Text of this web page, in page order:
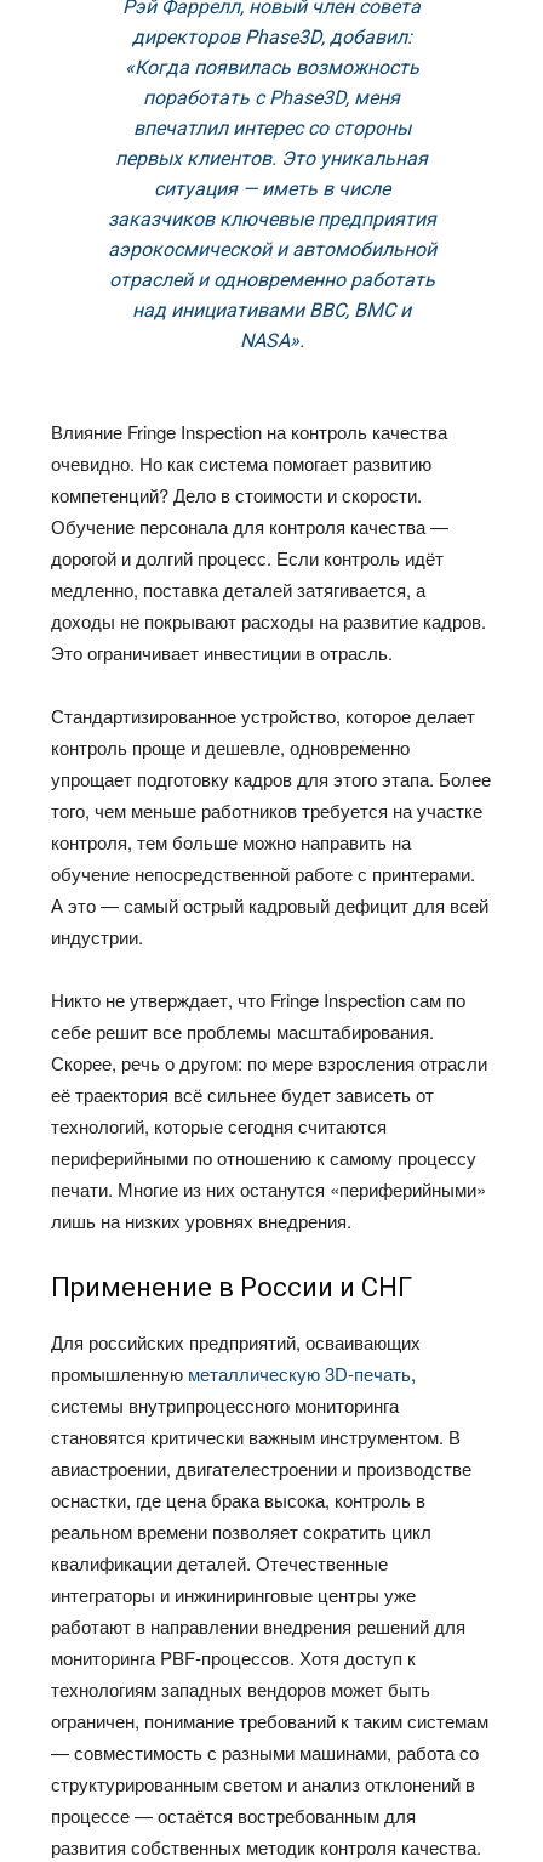
Рэй Фаррелл, новый член совета
директоров Phase3D, добавил:
«Когда появилась возможность
поработать с Phase3D, меня
впечатлил интерес со стороны
первых клиентов. Это уникальная
ситуация — иметь в числе
заказчиков ключевые предприятия
аэрокосмической и автомобильной
отраслей и одновременно работать
над инициативами ВВС, ВМС и
NASA».
Влияние Fringe Inspection на контроль качества
очевидно. Но как система помогает развитию
компетенций? Дело в стоимости и скорости.
Обучение персонала для контроля качества —
дорогой и долгий процесс. Если контроль идёт
медленно, поставка деталей затягивается, а
доходы не покрывают расходы на развитие кадров.
Это ограничивает инвестиции в отрасль.
Стандартизированное устройство, которое делает
контроль проще и дешевле, одновременно
упрощает подготовку кадров для этого этапа. Более
того, чем меньше работников требуется на участке
контроля, тем больше можно направить на
обучение непосредственной работе с принтерами.
А это — самый острый кадровый дефицит для всей
индустрии.
Никто не утверждает, что Fringe Inspection сам по
себе решит все проблемы масштабирования.
Скорее, речь о другом: по мере взросления отрасли
её траектория всё сильнее будет зависеть от
технологий, которые сегодня считаются
периферийными по отношению к самому процессу
печати. Многие из них останутся «периферийными»
лишь на низких уровнях внедрения.
Применение в России и СНГ
Для российских предприятий, осваивающих
промышленную металлическую 3D-печать,
системы внутрипроцессного мониторинга
становятся критически важным инструментом. В
авиастроении, двигателестроении и производстве
оснастки, где цена брака высока, контроль в
реальном времени позволяет сократить цикл
квалификации деталей. Отечественные
интеграторы и инжиниринговые центры уже
работают в направлении внедрения решений для
мониторинга PBF-процессов. Хотя доступ к
технологиям западных вендоров может быть
ограничен, понимание требований к таким системам
— совместимость с разными машинами, работа со
структурированным светом и анализ отклонений в
процессе — остаётся востребованным для
развития собственных методик контроля качества.